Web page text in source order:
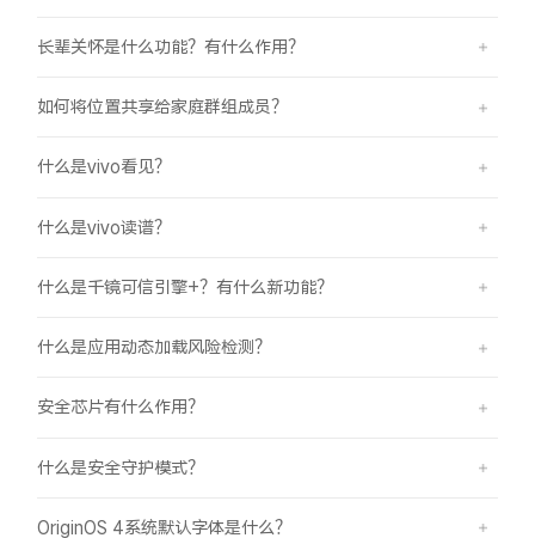
长辈关怀是什么功能？有什么作用？
如何将位置共享给家庭群组成员？
什么是vivo看见？
什么是vivo读谱？
什么是千镜可信引擎+？有什么新功能？
什么是应用动态加载风险检测？
安全芯片有什么作用？
什么是安全守护模式？
OriginOS 4系统默认字体是什么？